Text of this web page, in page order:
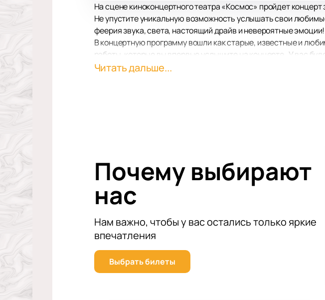
На сцене киноконцертного театра «Космос» пройдет
Не упустите уникальную возможность услышать свои
феерия звука, света, настоящий драйв и невероятные эмоции!
В концертную программу вошли как старые, известные и
работы, которые вы впервые услышите на концерте. У вас
В киноконцертном театре «Космос» вас ожидает супер
Читать дальше...
Почему выбирают
нас
Нам важно, чтобы у вас остались только яркие
впечатления
Выбрать билеты